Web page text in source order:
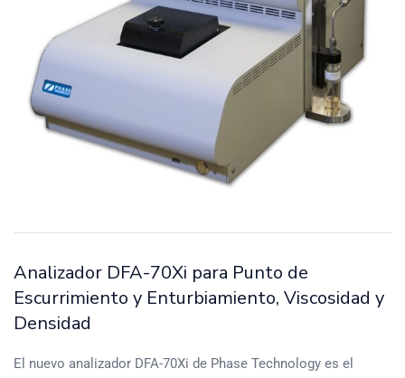
Analizador DFA-70Xi para Punto de
Escurrimiento y Enturbiamiento, Viscosidad y
Densidad
El nuevo analizador DFA-70Xi de Phase Technology es el